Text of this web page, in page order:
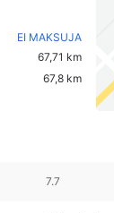
EI MAKSUJA
67,71 km
67,8 km
7.7